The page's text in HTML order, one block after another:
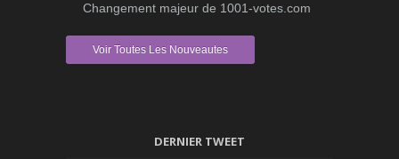
Changement majeur de 1001-votes.com
Voir Toutes Les Nouveautes
DERNIER TWEET